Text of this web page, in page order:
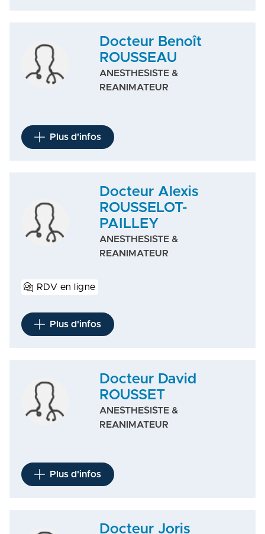
Docteur Benoît
ROUSSEAU
ANESTHESISTE &
REANIMATEUR
Plus d'infos
Docteur Alexis
ROUSSELOT-
PAILLEY
ANESTHESISTE &
REANIMATEUR
RDV en ligne
Plus d'infos
Docteur David
ROUSSET
ANESTHESISTE &
REANIMATEUR
Plus d'infos
Docteur Joris